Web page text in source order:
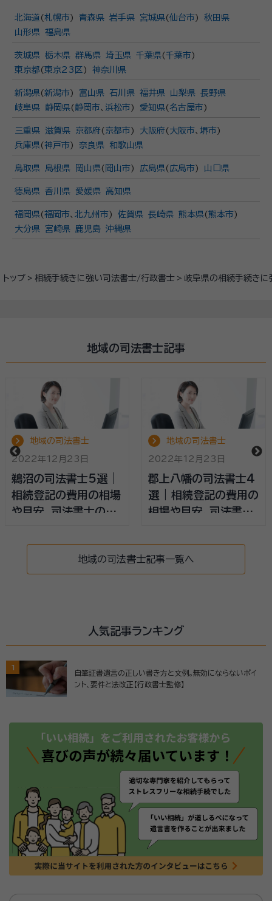
トップ 相続手続きに強い司法書士/行政書士 岐阜県の相続手続き
北海道 (札幌市) 青森県 岩手県 宮城県(仙台市)
秋田県
山形県 福島県
茨城県 栃木県 群馬県 埼玉県 千葉県(千葉市)
東京都 ( 東京23区 ) 神奈川県
新潟県(新潟市) 富山県 石川県 福井県 山梨県 長野県
岐阜県
静岡県( 静岡市、 浜松市) 愛知県( 名古屋市)
三重県 滋賀県 京都府( 京都市) 大阪府( 大阪市、 堺市)
兵庫県(神戸市) 奈良県 和歌山県
鳥取県 島根県 岡山県( 岡山市) 広島県( 広島市) 山口県
徳島県 香川県 愛媛県 高知県
福岡県(福岡市、 北九州市) 佐賀県 長崎県 熊本県(熊本市)
大分県
宮崎県 鹿児島 沖縄県
地域の司法書士記事
地域の司法書士
2022年12月23日
鵜沼の司法書士5選 |
相続登記の費用の相場
や目安、司法書士の選
地域の司法書士
2022年12月23日
郡上八幡の司法書士4
選 | 相続登記の費用の
相場や目安、司法書士
地域の司法書士記事一覧へ
人気記事ランキング
1
自筆証書遺言の正しい書き方と文例。無効にならないポイ
ント、要件と法改正【行政書士監修】